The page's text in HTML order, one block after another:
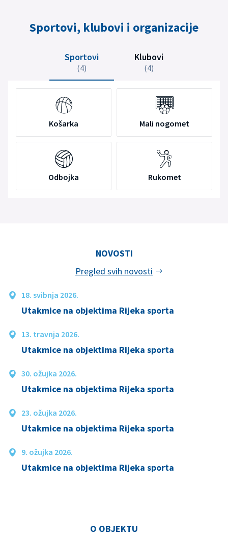
Sportovi, klubovi i organizacije
Sportovi
(4)
Klubovi
(4)
Košarka Mali nogomet
Odbojka Rukomet
NOVOSTI
Pregled svih novosti
18. svibnja 2026.
Utakmice na objektima Rijeka sporta
13. travnja 2026.
Utakmice na objektima Rijeka sporta
30. ožujka 2026.
Utakmice na objektima Rijeka sporta
23. ožujka 2026.
Utakmice na objektima Rijeka sporta
9. ožujka 2026.
Utakmice na objektima Rijeka sporta
O OBJEKTU